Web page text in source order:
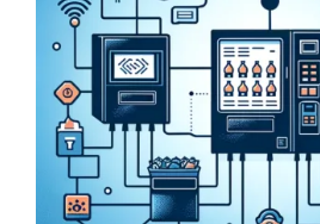
Conectividad y
Soluciones de
Máquinas de
Soluciones
Ingeniería y desarrollo IoT